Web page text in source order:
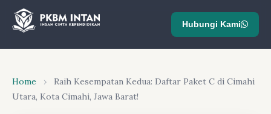
Hubungi Kami
Home ›
Raih Kesempatan Kedua: Daftar Paket C di Cimahi
Utara, Kota Cimahi, Jawa Barat!